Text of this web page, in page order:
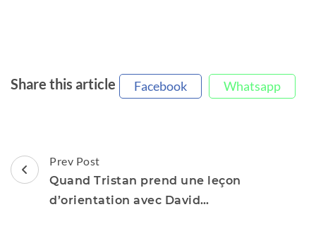
Share this article Facebook Whatsapp
Post
Navigation
Prev Post
Quand Tristan prend une leçon
d’orientation avec David…